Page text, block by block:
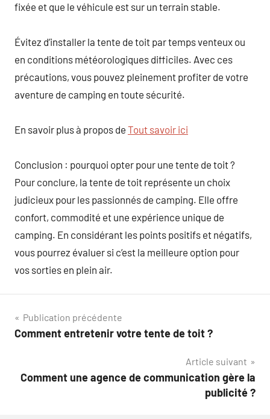
fixée et que le véhicule est sur un terrain stable.
Évitez d’installer la tente de toit par temps venteux ou
en conditions météorologiques difficiles. Avec ces
précautions, vous pouvez pleinement profiter de votre
aventure de camping en toute sécurité.
En savoir plus à propos de Tout savoir ici
Conclusion : pourquoi opter pour une tente de toit ?
Pour conclure, la tente de toit représente un choix
judicieux pour les passionnés de camping. Elle offre
confort, commodité et une expérience unique de
camping. En considérant les points positifs et négatifs,
vous pourrez évaluer si c’est la meilleure option pour
vos sorties en plein air.
Navigation
de
Publication précédente
Comment entretenir votre tente de toit ?
Article suivant
Comment une agence de communication gère la
publicité ?